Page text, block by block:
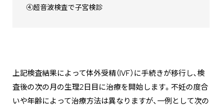
④超音波検査で子宮検診
上記検査結果によって体外受精（IVF）に手続きが移行し、検
査後の次の月の生理2日目に治療を開始します。不妊の度合
いや年齢によって治療方法は異なりますが、一例として次の